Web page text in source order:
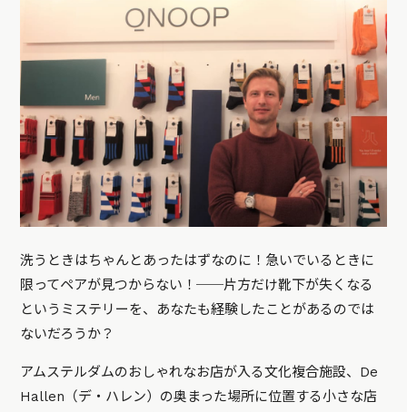
洗うときはちゃんとあったはずなのに！急いでいるときに
限ってペアが見つからない！──片方だけ靴下が失くなる
というミステリーを、あなたも経験したことがあるのでは
ないだろうか？
アムステルダムのおしゃれなお店が入る文化複合施設、De
Hallen（デ・ハレン）の奥まった場所に位置する小さな店